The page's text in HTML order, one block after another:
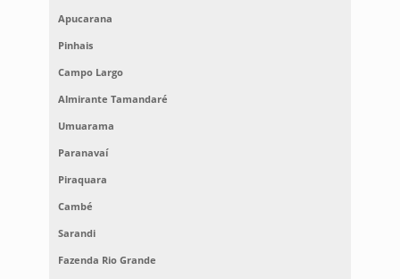
Apucarana
Pinhais
Campo Largo
Almirante Tamandaré
Umuarama
Paranavaí
Piraquara
Cambé
Sarandi
Fazenda Rio Grande